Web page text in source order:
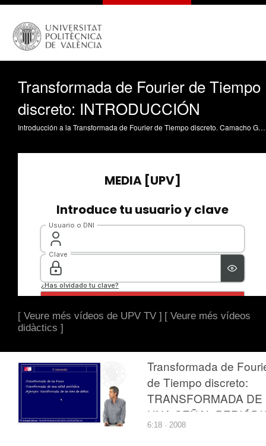
Transformada de Fourier de Tiempo
discreto: INTRODUCCIÓN
Introducción a la Transformada de Fourier de Tiempo discreto. Camacho García, A. (2009). Transformada de Fourier de Tiempo discreto: INTRODUCCIÓN. https://riunet.upv.es/handle/10251/4853
[ Veure més vídeos de UPV TV ] [ Veure més vídeos
didàctics ]
Transformada de
de Tiempo discreto:
TRANSFORMADA DE
UNA SEÑAL
6:18 · 2008